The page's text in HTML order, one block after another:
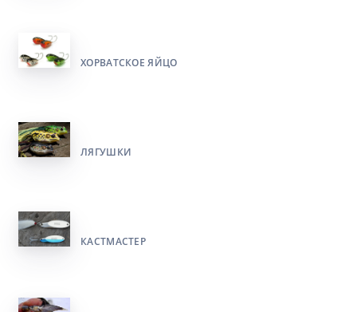
ХОРВАТСКОЕ ЯЙЦО
ЛЯГУШКИ
КАСТМАСТЕР